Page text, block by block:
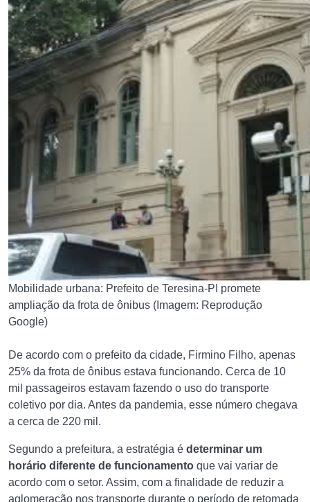
Mobilidade urbana: Prefeito de Teresina-PI promete
ampliação da frota de ônibus (Imagem: Reprodução
Google)
De acordo com o prefeito da cidade, Firmino Filho, apenas
25% da frota de ônibus estava funcionando. Cerca de 10
mil passageiros estavam fazendo o uso do transporte
coletivo por dia. Antes da pandemia, esse número chegava
a cerca de 220 mil.
Segundo a prefeitura, a estratégia é determinar um
horário diferente de funcionamento que vai variar de
acordo com o setor. Assim, com a finalidade de reduzir a
aglomeração nos transporte durante o período de retomada